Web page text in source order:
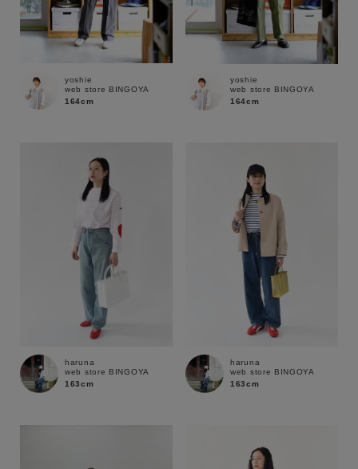
キーワード
性別
KIDS
yoshie
web store BINGOYA
164cm
yoshie
web store BINGOYA
164cm
haruna
web store BINGOYA
163cm
haruna
web store BINGOYA
163cm